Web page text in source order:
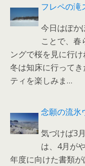
フレペの滝
今日はぽか
ことで、春
ングで桜を見に行
冬は知床に行って
ティを楽しみま…
念願の流氷
気づけば3
は、4月が
年度に向けた書類